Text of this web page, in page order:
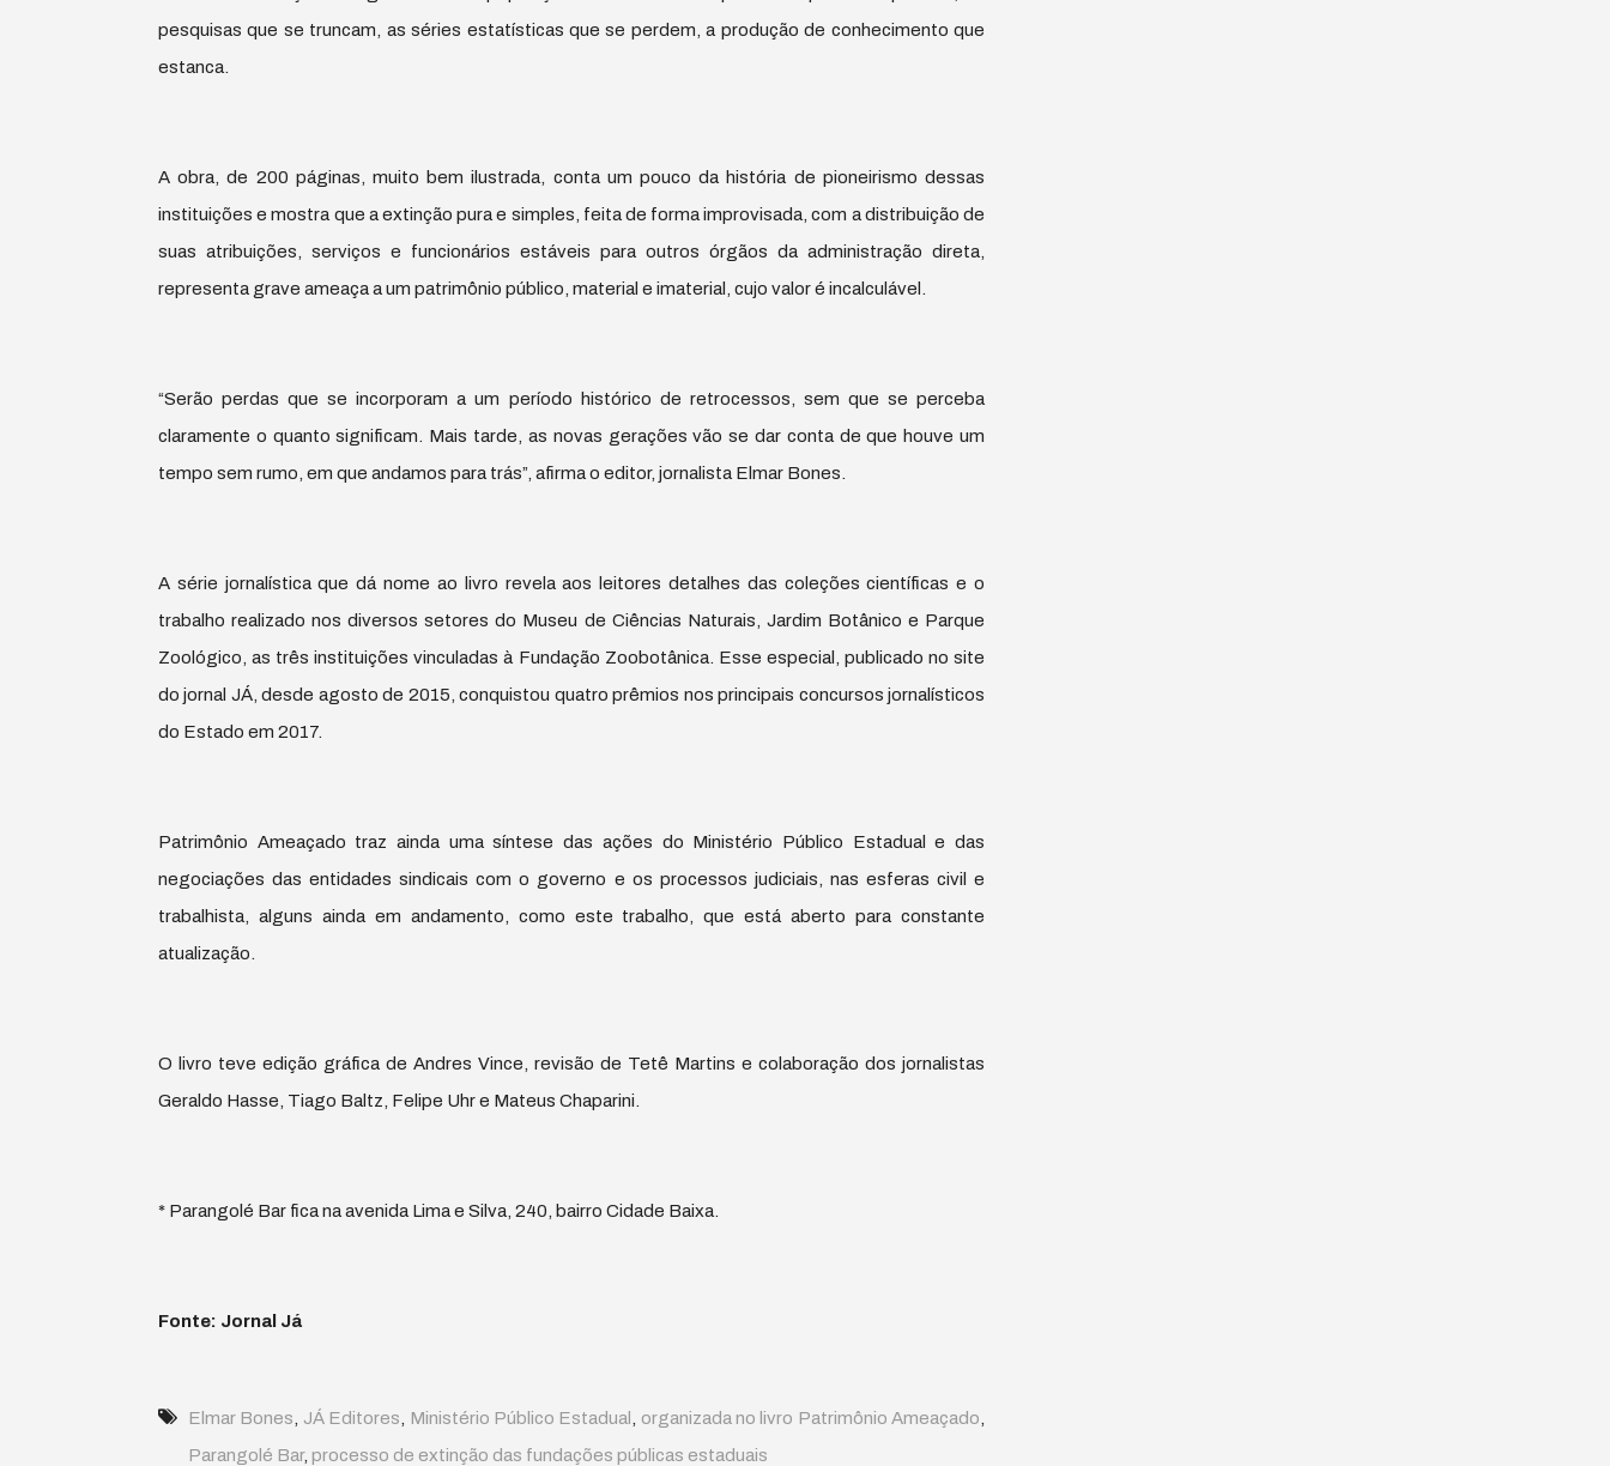
pesquisas que se truncam, as séries estatísticas que se perdem, a produção de conhecimento que
estanca.
A obra, de 200 páginas, muito bem ilustrada, conta um pouco da história de pioneirismo dessas
instituições e mostra que a extinção pura e simples, feita de forma improvisada, com a distribuição de
suas atribuições, serviços e funcionários estáveis para outros órgãos da administração direta,
representa grave ameaça a um patrimônio público, material e imaterial, cujo valor é incalculável.
“Serão perdas que se incorporam a um período histórico de retrocessos, sem que se perceba
claramente o quanto significam. Mais tarde, as novas gerações vão se dar conta de que houve um
tempo sem rumo, em que andamos para trás”, afirma o editor, jornalista Elmar Bones.
A série jornalística que dá nome ao livro revela aos leitores detalhes das coleções científicas e o
trabalho realizado nos diversos setores do Museu de Ciências Naturais, Jardim Botânico e Parque
Zoológico, as três instituições vinculadas à Fundação Zoobotânica. Esse especial, publicado no site
do jornal JÁ, desde agosto de 2015, conquistou quatro prêmios nos principais concursos jornalísticos
do Estado em 2017.
Patrimônio Ameaçado traz ainda uma síntese das ações do Ministério Público Estadual e das
negociações das entidades sindicais com o governo e os processos judiciais, nas esferas civil e
trabalhista, alguns ainda em andamento, como este trabalho, que está aberto para constante
atualização.
O livro teve edição gráfica de Andres Vince, revisão de Tetê Martins e colaboração dos jornalistas
Geraldo Hasse, Tiago Baltz, Felipe Uhr e Mateus Chaparini.
* Parangolé Bar fica na avenida Lima e Silva, 240, bairro Cidade Baixa.
Fonte: Jornal Já
Elmar Bones JÁ Editores Ministério Público Estadual organizada no livro Patrimônio Ameaçado
Parangolé Bar, processo de extinção das fundações públicas estaduais